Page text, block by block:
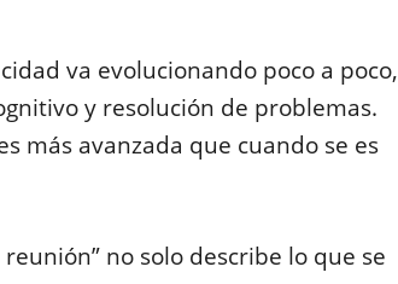
va evolucionando poco a poco,
y resolución de problemas.
más avanzada que cuando se es
no solo describe lo que se